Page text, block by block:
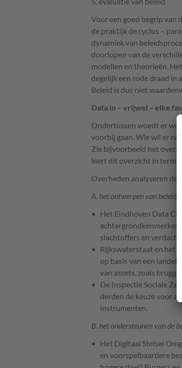
Voor een goed begrip van
de praktijk de cyclus –
dynamiek van
doorlopen van de
modellen en theorieën.
degelijk een rode draad in
Beleid is dus niet
Data in – vrijwel – elke
Ondertussen woedt er
voorbij gaan. Wie wil er
Zie bijvoorbeeld het
leert dit overzicht in
Overheden analyseren
A. het ontwerpen van beleid
Het Eindhoven Data
achtergrondkenmerken
slachtoffers en
Rijkswaterstaat en het
op basis van een
van assets, zoals
De Inspectie Sociale
derden de keuze voor
instrumenten.
B. het ondersteunen van de
Het Digitaal Stelsel
en voorspelbaardere